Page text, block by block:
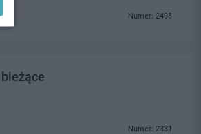
Numer: 2498
Numer: 2331